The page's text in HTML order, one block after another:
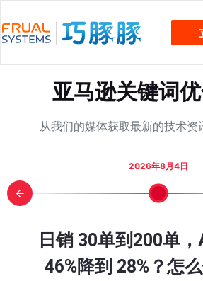
过
亚马逊关键词
从我们的媒体获取最新的技术资
入口
卖？
？看这
BD
一轮旺
该规划
？5 个
促“劳
行动了
骤图
流程实
被费用
算 Q4
日销 30单到200单，
46%降到 28%？怎
2026年8月4日